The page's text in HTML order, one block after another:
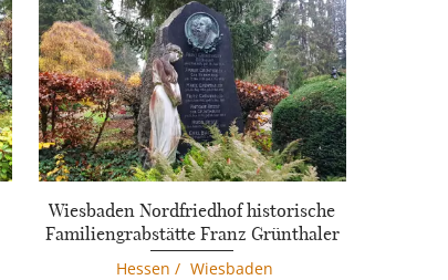
Wiesbaden Nordfriedhof historische
Familiengrabstätte Franz Grünthaler
Hessen / Wiesbaden